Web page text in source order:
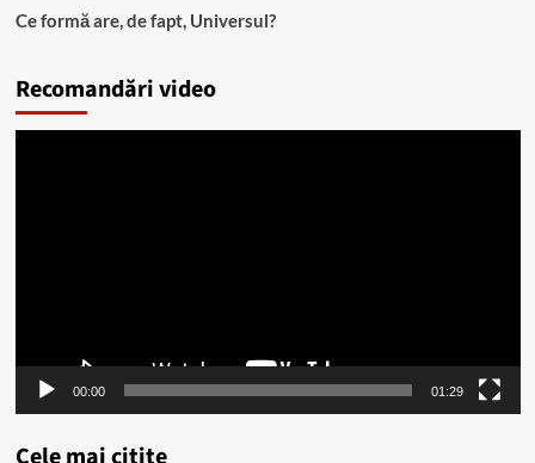
Ce formă are, de fapt, Universul?
Recomandări video
00:00 01:29